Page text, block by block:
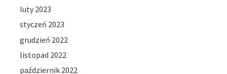
luty 2023
styczeń 2023
grudzień 2022
listopad 2022
październik 2022